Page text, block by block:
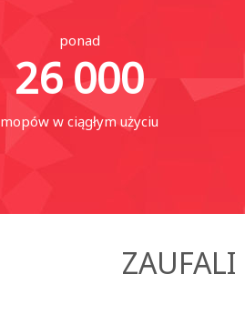
ponad
26 000
mopów w ciągłym użyciu